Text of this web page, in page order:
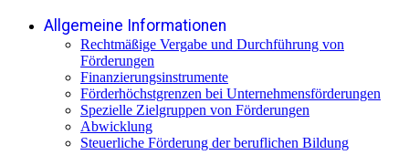
Allgemeine Informationen
Rechtmäßige Vergabe und Durchführung von
Förderungen
Finanzierungsinstrumente
Förderhöchstgrenzen bei Unternehmensförderungen
Spezielle Zielgruppen von Förderungen
Abwicklung
Steuerliche Förderung der beruflichen Bildung